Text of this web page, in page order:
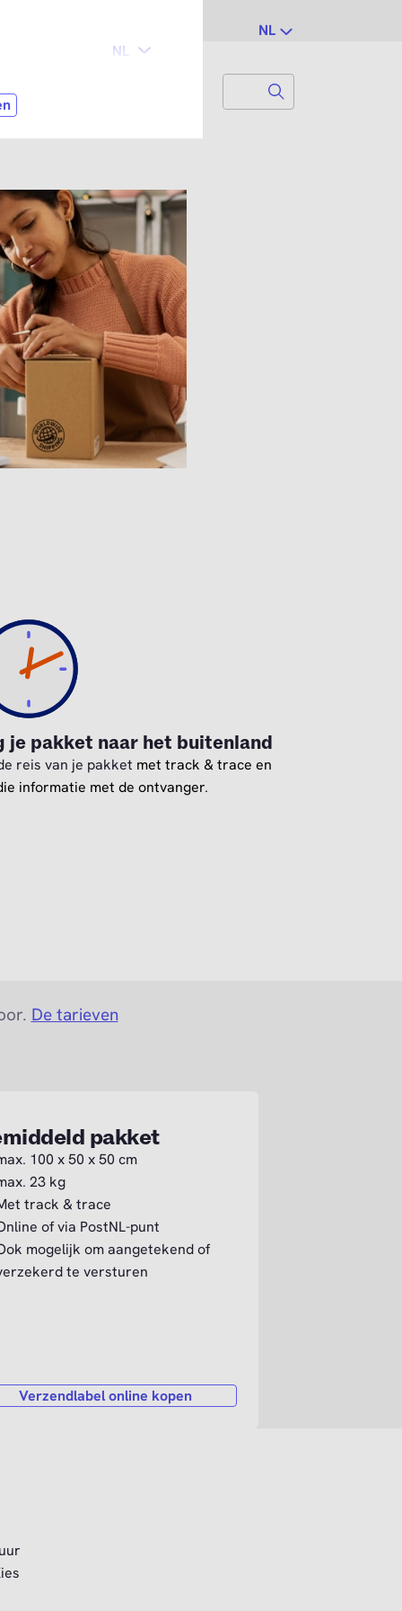
NL
Zoek naar...
je pakket naar het buitenland
reis van je pakket met track & trace en
informatie met de ontvanger.
De tarieven
pakket
100 x 50 x 50 cm
23 kg
track & trace
of via PostNL-punt
mogelijk om aangetekend of
te versturen
Verzendlabel online kopen